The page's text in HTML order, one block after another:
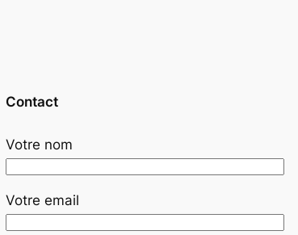
Contact
Votre nom
Votre email